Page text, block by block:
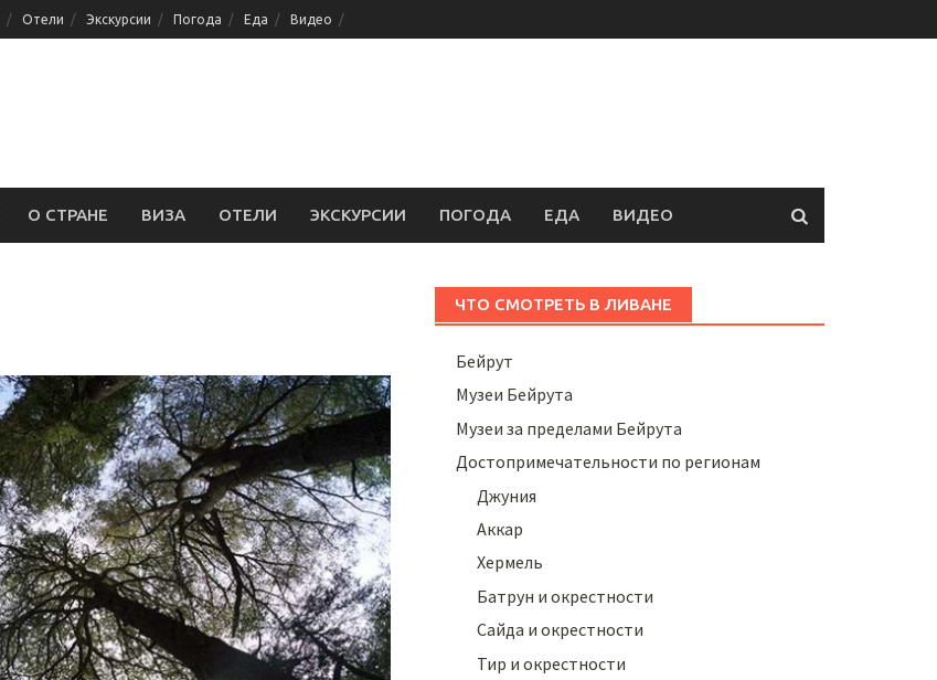
Отели Экскурсии Погода Еда Видео
О СТРАНЕ ВИЗА ОТЕЛИ ЭКСКУРСИИ ПОГОДА ЕДА ВИДЕО
ЧТО СМОТРЕТЬ В ЛИВАНЕ
Бейрут
Музеи Бейрута
Музеи за пределами Бейрута
Достопримечательности по регионам
Джуния
Аккар
Хермель
Батрун и окрестности
Сайда и окрестности
Тир и окрестности